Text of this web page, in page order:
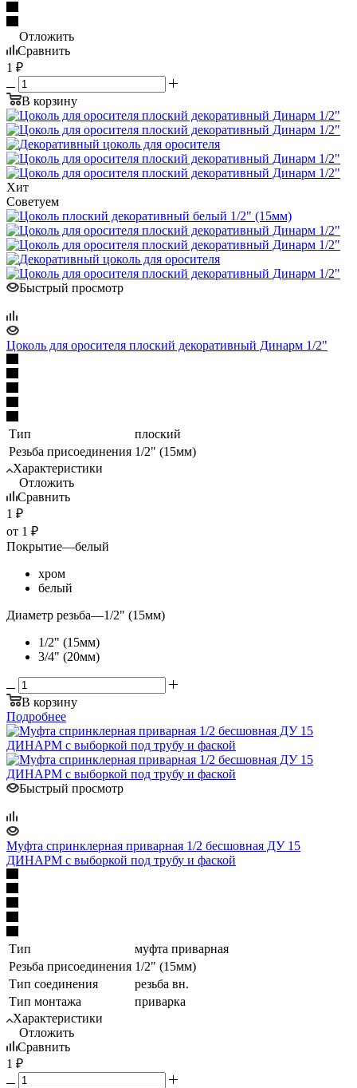
Отложить
Сравнить
1 ₽
В корзину
Хит
Советуем
Быстрый просмотр
Цоколь для оросителя плоский декоративный Динарм 1/2"
Тип
плоский
Резьба присоединения 1/2" (15мм)
Характеристики
Отложить
Сравнить
1 ₽
от 1 ₽
Покрытие—белый
хром
белый
Диаметр резьба—1/2" (15мм)
1/2" (15мм)
3/4" (20мм)
В корзину
Подробнее
Быстрый просмотр
Муфта спринклерная приварная 1/2 бесшовная ДУ 15
ДИНАРМ с выборкой под трубу и фаской
Тип
муфта приварная
Резьба присоединения 1/2" (15мм)
Тип соединения
резьба вн.
Тип монтажа
приварка
Характеристики
Отложить
Сравнить
1 ₽